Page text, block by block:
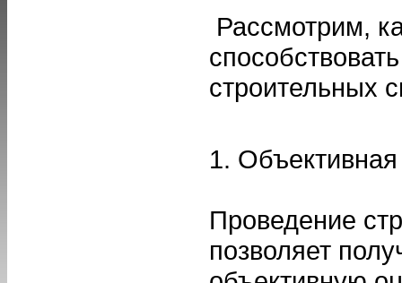
Рассмотрим,
строительных
1.
Проведение
позволяет